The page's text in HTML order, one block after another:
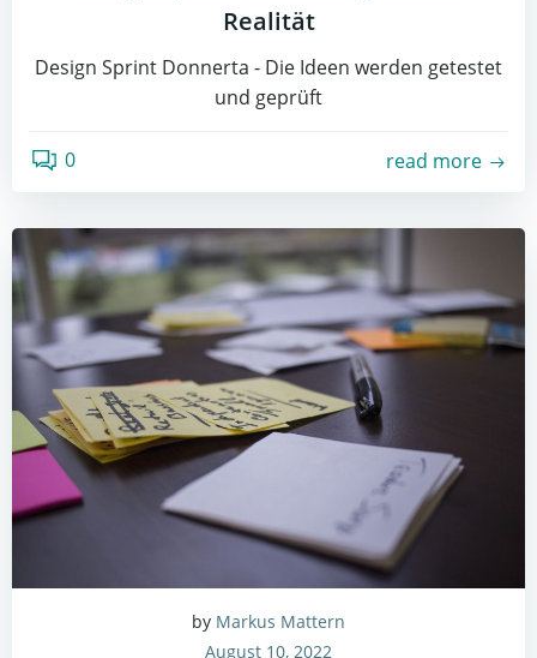
Realität
Design Sprint Donnerta - Die Ideen werden getestet
und geprüft
0 read more
by Markus Mattern
August 10, 2022